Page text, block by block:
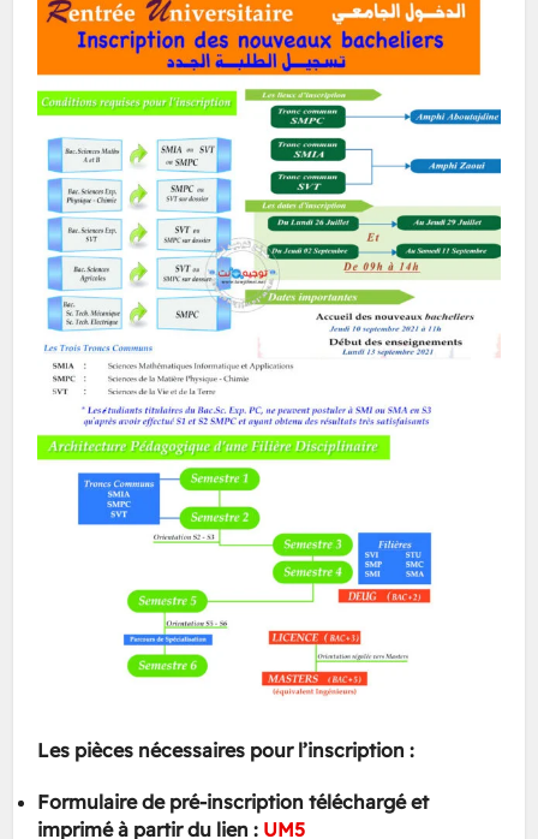
Les pièces nécessaires pour l’inscription :
Formulaire de pré-inscription téléchargé et
imprimé à partir du lien : UM5